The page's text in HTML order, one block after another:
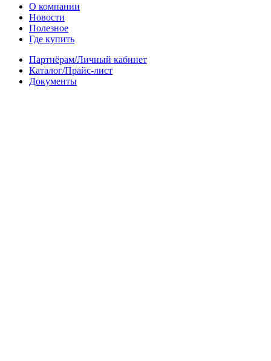
О компании
Новости
Полезное
Где купить
Партнёрам/Личный кабинет
Каталог/Прайс-лист
Документы